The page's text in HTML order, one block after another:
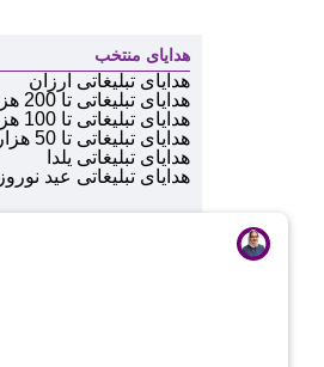
هدایای منتخب
هدایای تبلیغاتی ارزان
هدایای تبلیغاتی تا 200 هزار تومان
هدایای تبلیغاتی تا 100 هزار تومان
هدایای تبلیغاتی تا 50 هزار تومان
هدایای تبلیغاتی یلدا
هدایای تبلیغاتی عید نوروز